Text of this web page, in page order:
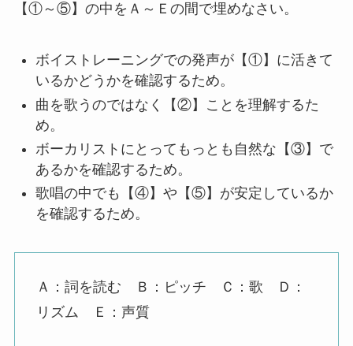
【①～⑤】の中をＡ～Ｅの間で埋めなさい。
ボイストレーニングでの発声が【①】に活きて
いるかどうかを確認するため。
曲を歌うのではなく【②】ことを理解するた
め。
ボーカリストにとってもっとも自然な【③】で
あるかを確認するため。
歌唱の中でも【④】や【⑤】が安定しているか
を確認するため。
Ａ：詞を読む Ｂ：ピッチ Ｃ：歌 Ｄ：
リズム Ｅ：声質